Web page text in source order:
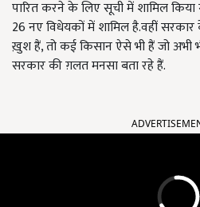
पारित करने के लिए सूची में शामिल
26 नए विधेयकों में शामिल है.वहीं
ख़ुश हैं, तो कई किसान ऐसे भी हैं जो
सरकार की ग़लत मनसा बता रहे हैं.